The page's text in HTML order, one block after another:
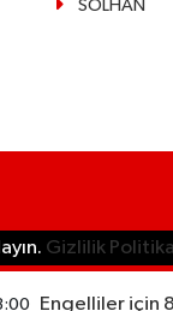
SOLHAN
Gizlilik
Engelliler için